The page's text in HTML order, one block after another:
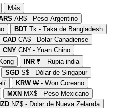
Más
AR$ - Peso Argentino
BDT Tk - Taka de Bangladesh
CAD CA$ - Dolar Canadiense
CNY CN¥ - Yuan Chino
INR ₹ - Rupia india
SGD S$ - Dólar de Singapur
KRW₩ - Won Coreano
MXN MX$ - Peso Mexicano
NZ$ - Dolar de Nueva Zelanda